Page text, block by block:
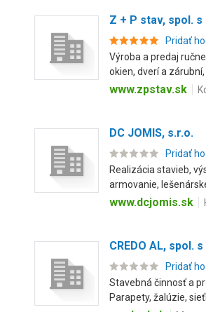
Z + P stav, spol. s
Pridať
Výroba a predaj
okien, dverí a zárubní,
www.zpstav.sk
DC JOMIS, s.r.o.
Pridať
Realizácia stavieb,
armovanie, lešenárske
www.dcjomis.sk
CREDO AL, spol.
Pridať
Stavebná činnosť a
Parapety, žalúzie,